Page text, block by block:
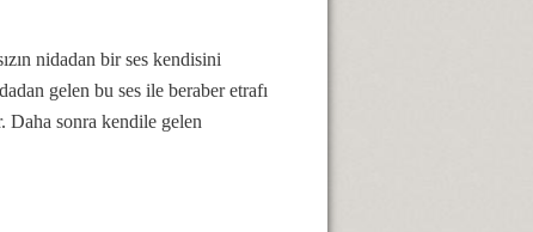
nidadan bir ses kendisini
gelen bu ses ile beraber etrafı
Daha sonra kendile gelen